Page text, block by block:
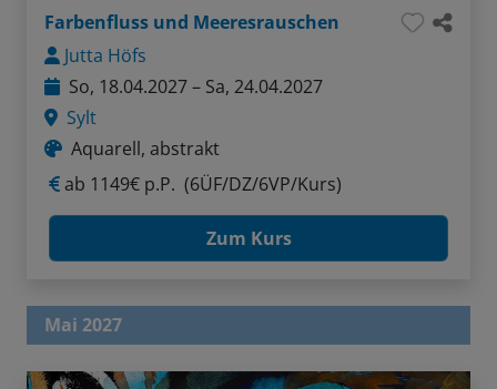
Farbenfluss und Meeresrauschen
Jutta Höfs
So, 18.04.2027 – Sa, 24.04.2027
Sylt
Aquarell, abstrakt
ab 1149€ p.P. (6ÜF/DZ/6VP/Kurs)
Zum Kurs
Mai 2027